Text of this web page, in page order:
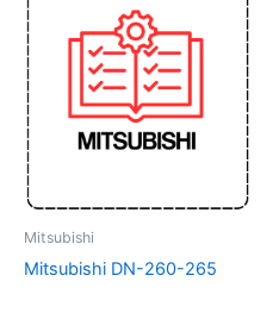
Mitsubishi
Mitsubishi DN-260-265